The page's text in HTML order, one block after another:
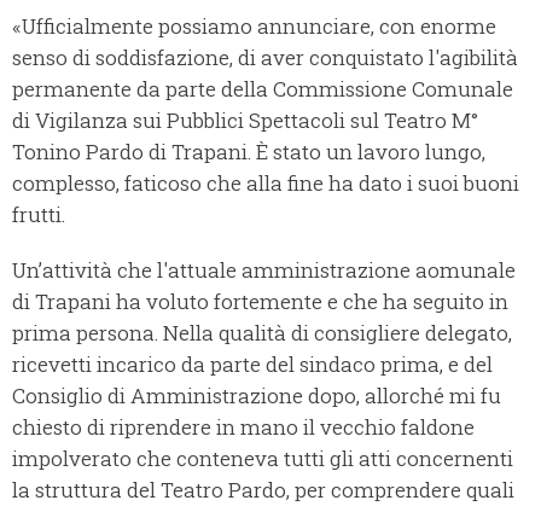
«Ufficialmente possiamo annunciare, con enorme
senso di soddisfazione, di aver conquistato l'agibilità
permanente da parte della Commissione Comunale
di Vigilanza sui Pubblici Spettacoli sul Teatro M°
Tonino Pardo di Trapani. È stato un lavoro lungo,
complesso, faticoso che alla fine ha dato i suoi buoni
frutti.
Un’attività che l'attuale amministrazione aomunale
di Trapani ha voluto fortemente e che ha seguito in
prima persona. Nella qualità di consigliere delegato,
ricevetti incarico da parte del sindaco prima, e del
Consiglio di Amministrazione dopo, allorché mi fu
chiesto di riprendere in mano il vecchio faldone
impolverato che conteneva tutti gli atti concernenti
la struttura del Teatro Pardo, per comprendere quali